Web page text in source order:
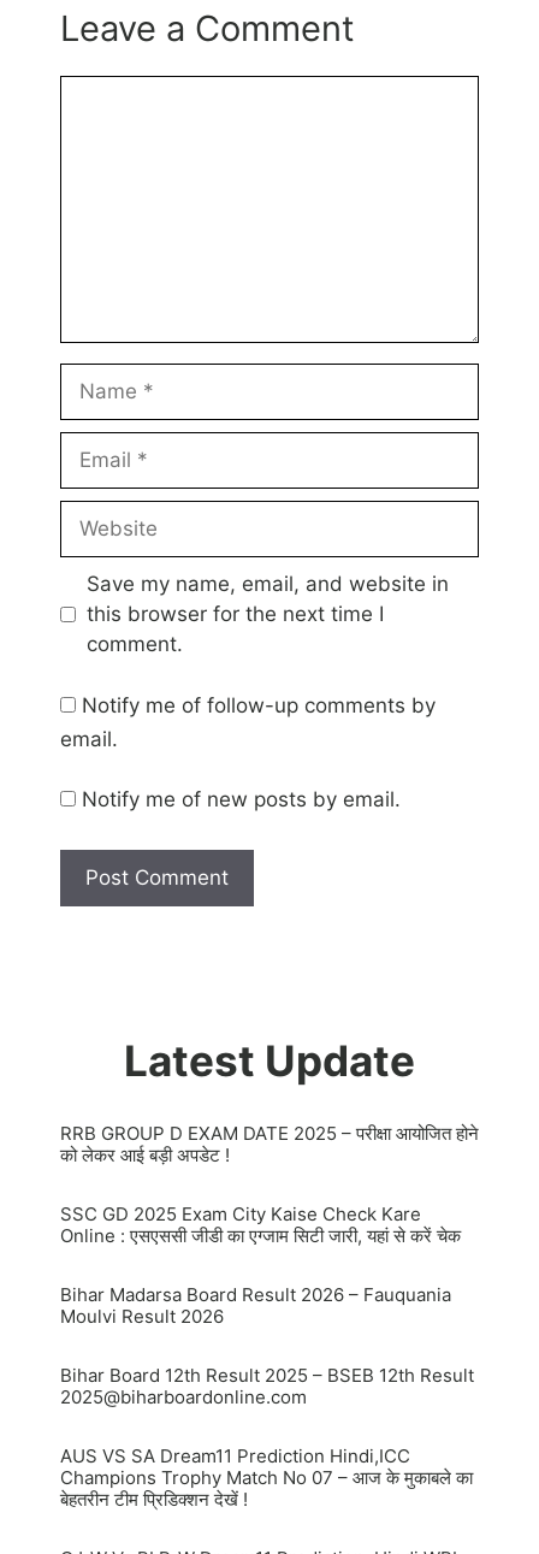
Leave a Comment
Name
Email
Website
Save my name, email, and website in
this browser for the next time I
comment.
Notify me of follow-up comments by
email.
Notify me of new posts by email.
Latest Update
RRB GROUP D EXAM DATE 2025 – परीक्षा आयोजित होने
को लेकर आई बड़ी अपडेट !
SSC GD 2025 Exam City Kaise Check Kare
Online : एसएससी जीडी का एग्जाम सिटी जारी, यहां से करें चेक
Bihar Madarsa Board Result 2026 – Fauquania
Moulvi Result 2026
Bihar Board 12th Result 2025 – BSEB 12th Result
2025@biharboardonline.com
AUS VS SA Dream11 Prediction Hindi,ICC
Champions Trophy Match No 07 – आज के मुकाबले का
बेहतरीन टीम प्रिडिक्शन देखें !